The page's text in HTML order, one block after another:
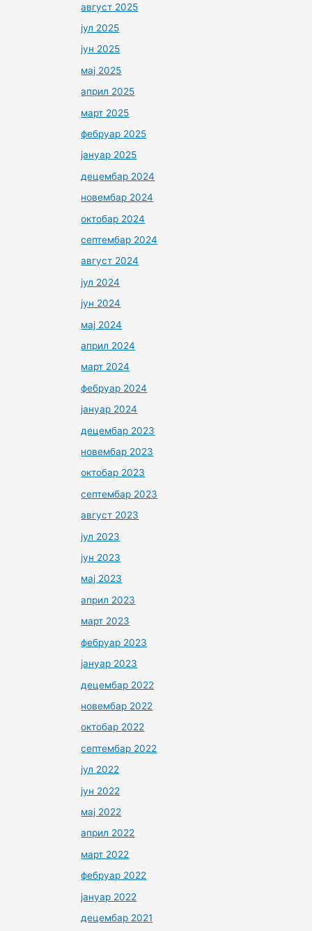
август 2025
јул 2025
јун 2025
мај 2025
април 2025
март 2025
фебруар 2025
јануар 2025
децембар 2024
новембар 2024
октобар 2024
септембар 2024
август 2024
јул 2024
јун 2024
мај 2024
април 2024
март 2024
фебруар 2024
јануар 2024
децембар 2023
новембар 2023
октобар 2023
септембар 2023
август 2023
јул 2023
јун 2023
мај 2023
април 2023
март 2023
фебруар 2023
јануар 2023
децембар 2022
новембар 2022
октобар 2022
септембар 2022
јул 2022
јун 2022
мај 2022
април 2022
март 2022
фебруар 2022
јануар 2022
децембар 2021